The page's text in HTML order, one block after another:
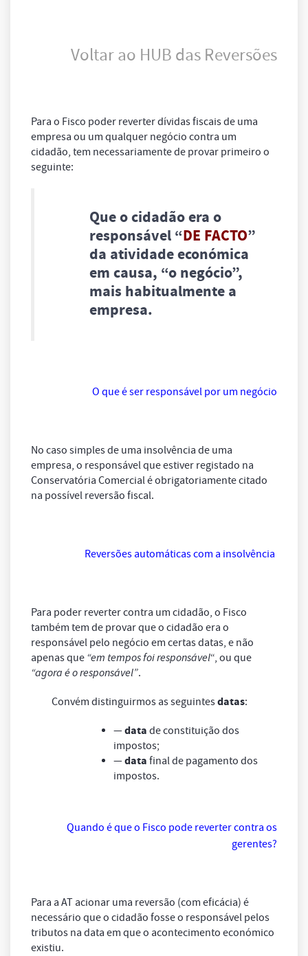
Voltar ao HUB das Reversões
Para o Fisco poder reverter dívidas fiscais de uma
empresa ou um qualquer negócio contra um
cidadão, tem necessariamente de provar primeiro o
seguinte:
Que o cidadão era o
responsável “DE FACTO”
da atividade económica
em causa, “o negócio”,
mais habitualmente a
empresa.
O que é ser responsável por um negócio
No caso simples de uma insolvência de uma
empresa, o responsável que estiver registado na
Conservatória Comercial é obrigatoriamente citado
na possível reversão fiscal.
Reversões automáticas com a insolvência
Para poder reverter contra um cidadão, o Fisco
também tem de provar que o cidadão era o
responsável pelo negócio em certas datas, e não
apenas que “em tempos foi responsável“, ou que
“agora é o responsável”.
Convém distinguirmos as seguintesdatas:
—data de constituição dos
impostos;
—data final de pagamento dos
impostos.
Quando é que o Fisco pode reverter contra os
gerentes?
Para a AT acionar uma reversão (com eficácia) é
necessário que o cidadão fosse o responsável pelos
tributos na data em que o acontecimento económico
existiu.